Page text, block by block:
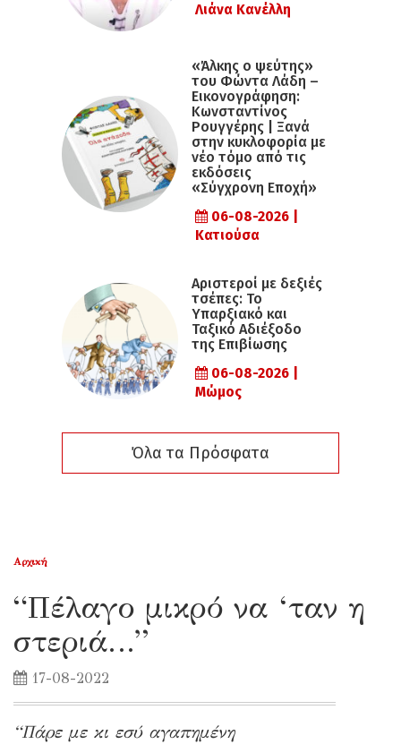
Λιάνα Κανέλλη
«Άλκης ο ψεύτης»
του Φώντα Λάδη –
Εικονογράφηση:
Κωνσταντίνος
Ρουγγέρης | Ξανά
στην κυκλοφορία με
νέο τόμο από τις
εκδόσεις
«Σύγχρονη Εποχή»
06-08-2026 |
Κατιούσα
Αριστεροί με δεξιές
τσέπες: Το
Υπαρξιακό και
Ταξικό Αδιέξοδο
της Επιβίωσης
06-08-2026 |
Μώμος
Όλα τα Πρόσφατα
Αρχική
“Πέλαγο μικρό να ‘ταν η
στεριά…”
17-08-2022
“Πάρε με κι εσύ αγαπημένη